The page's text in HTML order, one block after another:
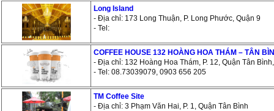
Long Island
- Địa chỉ: 173 Long Thuận, P. Long Phước, Quận 9
- Tel:
COFFEE HOUSE 132 HOÀNG HOA THÁM – TÂN
- Địa chỉ: 132 Hoàng Hoa Thám, P. 12, Quận Tân
- Tel: 08.73039079, 0903 656 205
TM Coffee Site
- Địa chỉ: 3 Phạm Văn Hai, P. 1, Quận Tân Bình